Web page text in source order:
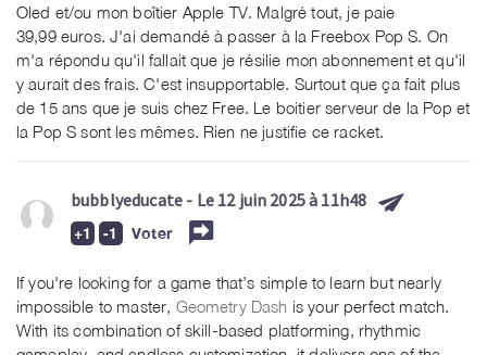
Oled et/ou mon boîtier Apple TV. Malgré tout, je paie
39,99 euros. J'ai demandé à passer à la Freebox Pop S. On
m'a répondu qu'il fallait que je résilie mon abonnement et qu'il
y aurait des frais. C'est insupportable. Surtout que ça fait plus
de 15 ans que je suis chez Free. Le boitier serveur de la Pop et
la Pop S sont les mêmes. Rien ne justifie ce racket.
bubblyeducate - Le 12 juin 2025 à 11h48
Voter
If you're looking for a game that’s simple to learn but nearly
impossible to master, Geometry Dash is your perfect match.
With its combination of skill-based platforming, rhythmic